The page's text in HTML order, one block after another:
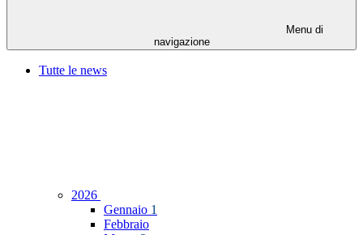
Menu di
navigazione
Tutte le news
2026
Gennaio 1
Febbraio